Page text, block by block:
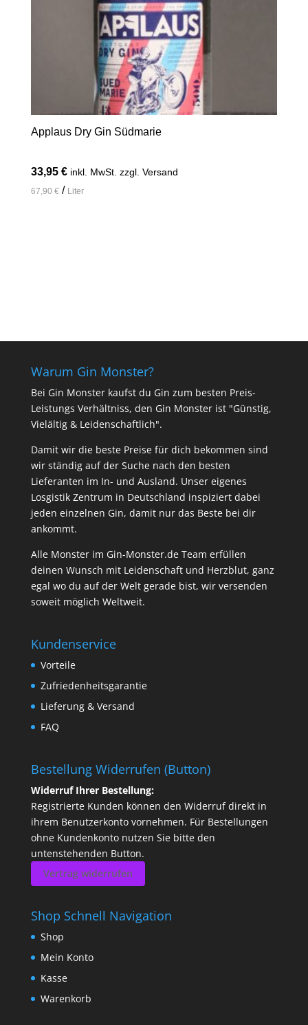
Applaus Dry Gin Südmarie
33,95 € inkl. MwSt. zzgl. Versand
67,90 €/ Liter
Warum Gin Monster?
Bei Gin Monster kaufst du Gin zum besten Preis-
Leistungs Verhältniss, den Gin Monster ist "Günstig,
Vielältig & Leidenschaftlich".
Damit wir die beste Preise für dich bekommen sind
wir ständig auf der Suche nach den besten
Lieferanten im In- und Ausland. Unser eigenes
Losgistik Zentrum in Deutschland inspiziert dabei
jeden einzelnen Gin, damit nur das Beste bei dir
ankommt.
Alle Monster im Gin-Monster.de Team erfüllen
deinen Wunsch mit Leidenschaft und Herzblut, ganz
egal wo du auf der Welt gerade bist, wir versenden
soweit möglich Weltweit.
Kundenservice
Vorteile
Zufriedenheitsgarantie
Lieferung & Versand
FAQ
Bestellung Widerrufen (Button)
Widerruf Ihrer Bestellung:
Registrierte Kunden können den Widerruf direkt in
ihrem Benutzerkonto vornehmen. Für Bestellungen
ohne Kundenkonto nutzen Sie bitte den
untenstehenden Button.
Vertrag widerrufen
Shop Schnell Navigation
Shop
Mein Konto
Kasse
Warenkorb